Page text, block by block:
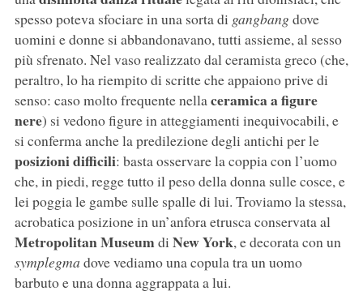
spesso poteva sfociare in una sorta di gangbangdove
uomini e donne si abbandonavano, tutti assieme, al sesso
più sfrenato. Nel vaso realizzato dal ceramista greco (che,
peraltro, lo ha riempito di scritte che appaiono prive di
senso: caso molto frequente nellaceramica a figure
nere) si vedono figure in atteggiamenti inequivocabili, e
si conferma anche la predilezione degli antichi per le
posizioni difficili: basta osservare la coppia con l’uomo
che, in piedi, regge tutto il peso della donna sulle cosce, e
lei poggia le gambe sulle spalle di lui. Troviamo la stessa,
acrobatica posizione in un’anfora etrusca conservata al
Metropolitan Museumdi New York, e decorata con un
symplegma dove vediamo una copula tra un uomo
barbuto e una donna aggrappata a lui.